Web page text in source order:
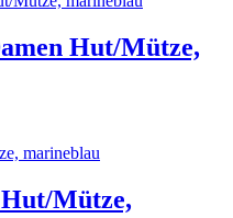
Hut/Mütze,
Hut/Mütze,